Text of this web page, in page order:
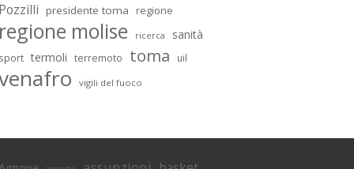
Pozzilli presidente toma regione
regione molise ricerca sanità
sport termoli terremoto toma uil
vigili del fuoco